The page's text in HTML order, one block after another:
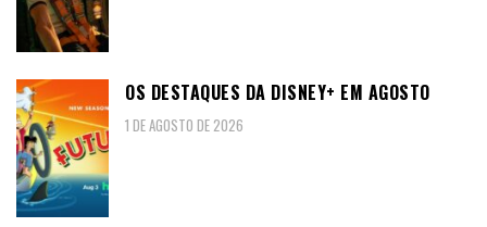
OS DESTAQUES DA DISNEY+ EM AGOSTO
1 DE AGOSTO DE 2026